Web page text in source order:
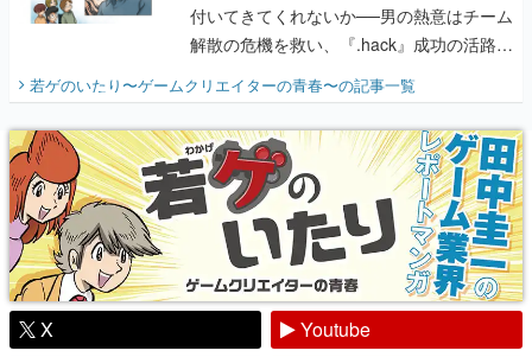
付いてきてくれないか──男の熱意はチーム
解散の危機を救い、『.hack』成功の活路を
『少年ジャンプ』色だった【若ゲのいた
り】
若ゲのいたり〜ゲームクリエイターの青春〜の記事一覧
X
Youtube